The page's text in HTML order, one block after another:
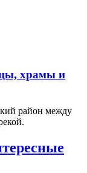
храмы и
район между